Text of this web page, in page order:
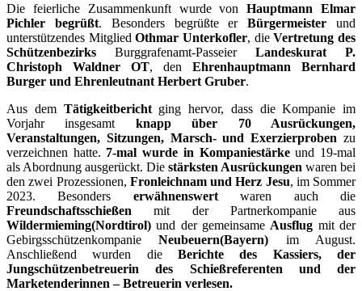
Die feierliche Zusammenkunft wurde vonHauptmann Elmar
Pichler begrüßt. Besonders begrüßte erBürgermeister und
unterstützendes MitgliedOthmar Unterkofler, dieVertretung des
Schützenbezirks Burggrafenamt-Passeier Landeskurat P.
Christoph Waldner OT, den Ehrenhauptmann Bernhard
Burger und Ehrenleutnant Herbert Gruber.
Aus dem Tätigkeitberichtging hervor, dass die Kompanie im
Vorjahr insgesamt knapp über 70 Ausrückungen,
Veranstaltungen, Sitzungen, Marsch- und Exerzierproben zu
verzeichnen hatte. 7-mal wurde in Kompaniestärkeund 19-mal
als Abordnung ausgerückt. Die stärksten Ausrückungen waren bei
den zwei Prozessionen, Fronleichnam und Herz Jesu, im Sommer
2023. Besonders erwähnenswertwaren auch die
Freundschaftsschießen mit der Partnerkompanie aus
Wildermieming(Nordtirol) und der gemeinsame Ausflug mit der
GebirgsschützenkompanieNeubeuern(Bayern) im August.
Anschließend wurden die Berichte des Kassiers, der
Jungschützenbetreuerin des Schießreferenten und der
Marketenderinnen – Betreuerin verlesen.